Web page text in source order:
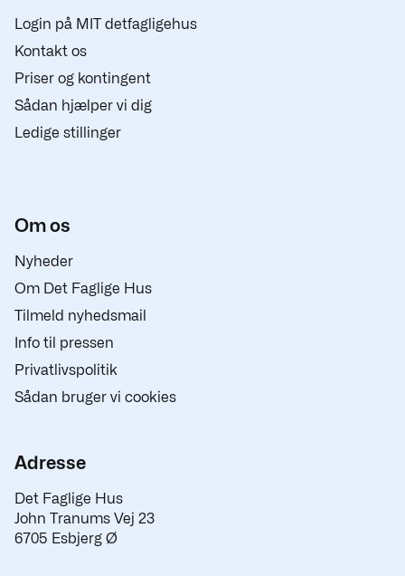
Login på MIT detfagligehus
Kontakt os
Priser og kontingent
Sådan hjælper vi dig
Ledige stillinger
Om os
Nyheder
Om Det Faglige Hus
Tilmeld nyhedsmail
Info til pressen
Privatlivspolitik
Sådan bruger vi cookies
Adresse
Det Faglige Hus
John Tranums Vej 23
6705 Esbjerg Ø